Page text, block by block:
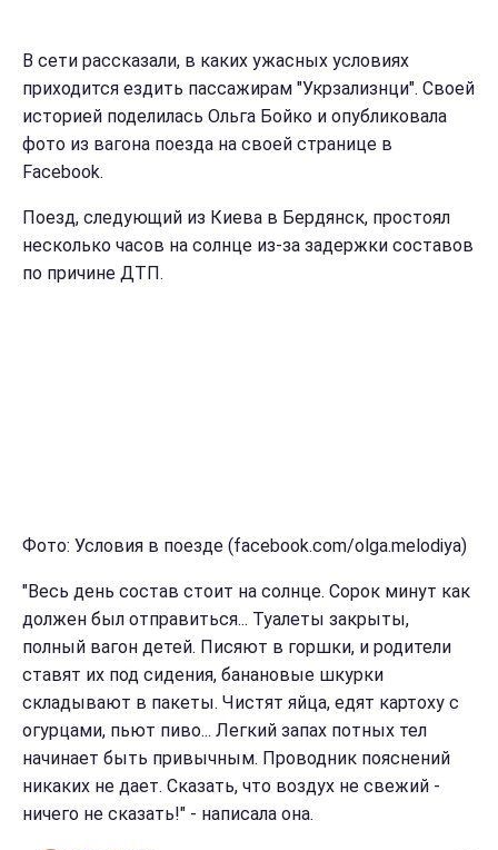
В сети рассказали, в каких ужасных условиях
приходится ездить пассажирам "Укрзализнци". Своей
историей поделилась Ольга Бойко и опубликовала
фото из вагона поезда на своей странице в
Facebook.
Поезд, следующий из Киева в Бердянск, простоял
несколько часов на солнце из-за задержки составов
по причине ДТП.
Фото: Условия в поезде (facebook.com/olga.melodiya)
"Весь день состав стоит на солнце. Сорок минут как
должен был отправиться... Туалеты закрыты,
полный вагон детей. Писяют в горшки, и родители
ставят их под сидения, банановые шкурки
складывают в пакеты. Чистят яйца, едят картоху с
огурцами, пьют пиво... Легкий запах потных тел
начинает быть привычным. Проводник пояснений
никаких не дает. Сказать, что воздух не свежий -
ничего не сказать!" - написала она.